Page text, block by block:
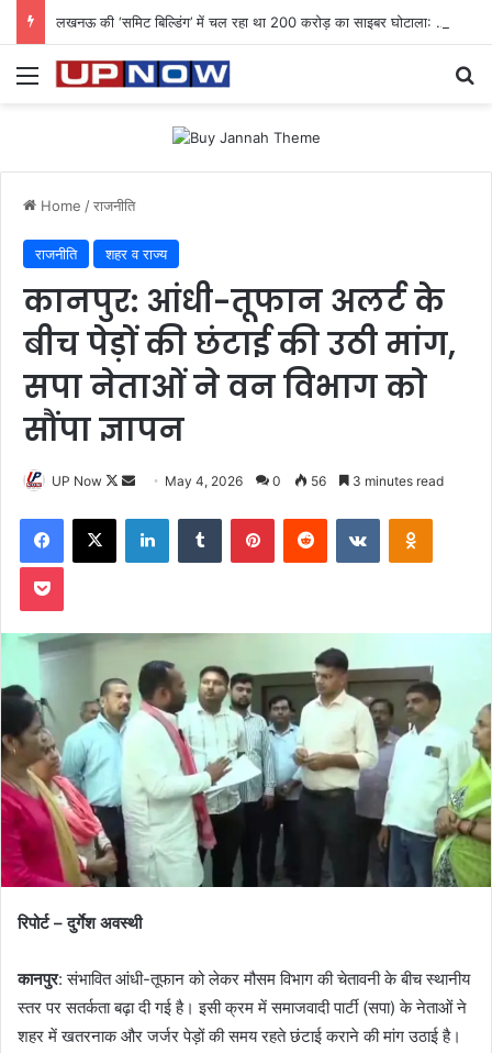
लखनऊ की ‘समिट बिल्डिंग’ में चल रहा था 200 करोड़ का साइबर घोटाला: 40 युवतियों समेत 119 गिरफ्तार
Menu
Home /राजनीति
राजनीति शहर व राज्य
कानपुर: आंधी-तूफान अलर्ट के
बीच पेड़ों की छंटाई की उठी मांग,
सपा नेताओं ने वन विभाग को
सौंपा ज्ञापन
UP Now
Follow
Send
email
May 4, 2026 0 56 3 minutes read
Facebook
X LinkedInTumblr PinterestReddit VKontakte
Pocket
रिपोर्ट – दुर्गेश अवस्थी
कानपुर: संभावित आंधी-तूफान को लेकर मौसम विभाग की चेतावनी के बीच स्थानीय
स्तर पर सतर्कता बढ़ा दी गई है। इसी क्रम में समाजवादी पार्टी (सपा) के नेताओं ने
शहर में खतरनाक और जर्जर पेड़ों की समय रहते छंटाई कराने की मांग उठाई है।